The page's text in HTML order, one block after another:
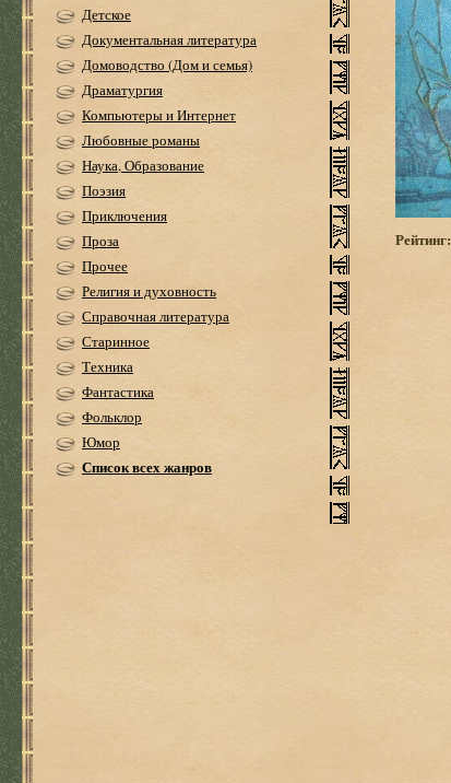
Детское
Документальная литература
Домоводство (Дом и семья)
Драматургия
Компьютеры и Интернет
Любовные романы
Наука, Образование
Поэзия
Приключения
Проза
Прочее
Религия и духовность
Справочная литература
Старинное
Техника
Фантастика
Фольклор
Юмор
Список всех жанров
Рейтинг: